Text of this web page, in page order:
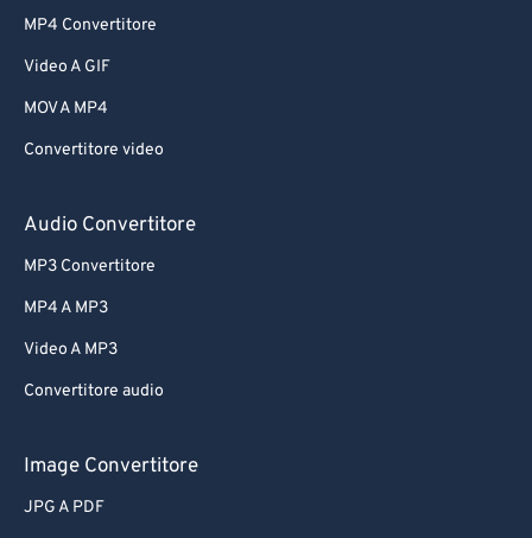
MP4 Convertitore
Video A GIF
MOV A MP4
Convertitore video
Audio Convertitore
MP3 Convertitore
MP4 A MP3
Video A MP3
Convertitore audio
Image Convertitore
JPG A PDF